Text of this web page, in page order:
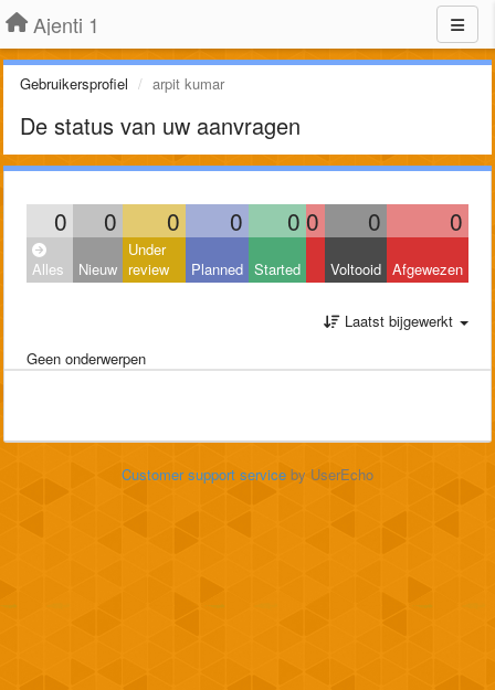
Ajenti 1
Gebruikersprofiel arpit kumar
De status van uw aanvragen
0 0 0 0 0 0 0 0
Alles Nieuw
Under
review
Planned Started Voltooid Afgewezen
Laatst bijgewerkt
Geen onderwerpen
Customer support service by UserEcho